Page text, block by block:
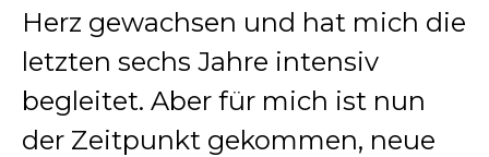
Herz gewachsen und hat mich die
letzten sechs Jahre intensiv
begleitet. Aber für mich ist nun
der Zeitpunkt gekommen, neue